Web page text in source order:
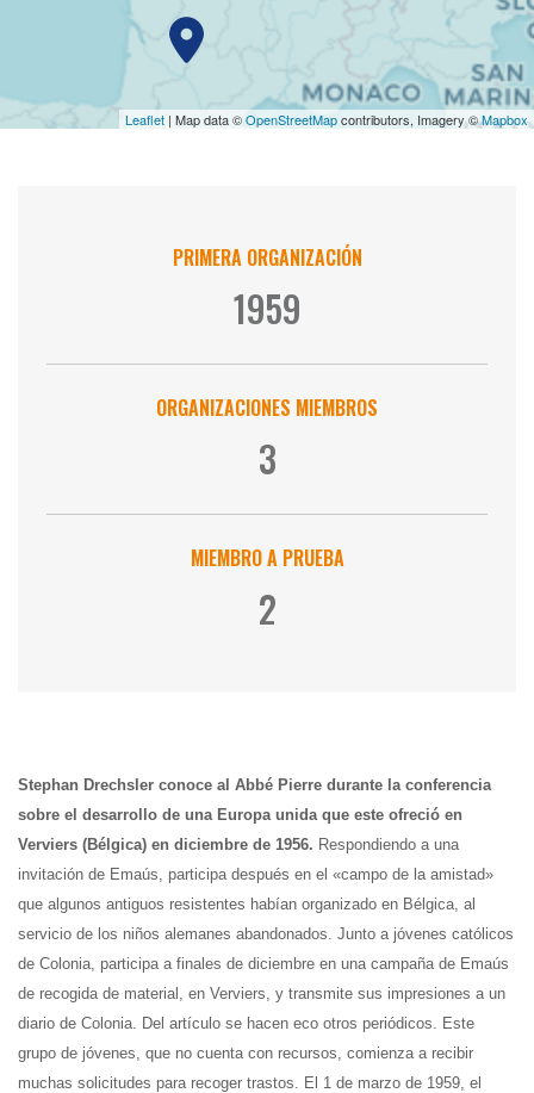
Leaflet | Map data ©OpenStreetMapcontributors, Imagery ©Mapbox
PRIMERA ORGANIZACIÓN
1959
ORGANIZACIONES MIEMBROS
3
MIEMBRO A PRUEBA
2
Stephan Drechsler conoce al Abbé Pierre durante la conferencia
sobre el desarrollo de una Europa unida que este ofreció en
Verviers (Bélgica) en diciembre de 1956. Respondiendo a una
invitación de Emaús, participa después en el «campo de la amistad»
que algunos antiguos resistentes habían organizado en Bélgica, al
servicio de los niños alemanes abandonados. Junto a jóvenes católicos
de Colonia, participa a finales de diciembre en una campaña de Emaús
de recogida de material, en Verviers, y transmite sus impresiones a un
diario de Colonia. Del artículo se hacen eco otros periódicos. Este
grupo de jóvenes, que no cuenta con recursos, comienza a recibir
muchas solicitudes para recoger trastos. El 1 de marzo de 1959, el